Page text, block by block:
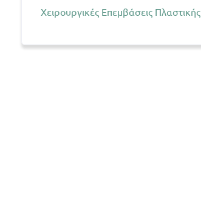
Χειρουργικές Επεμβάσεις Πλαστικής